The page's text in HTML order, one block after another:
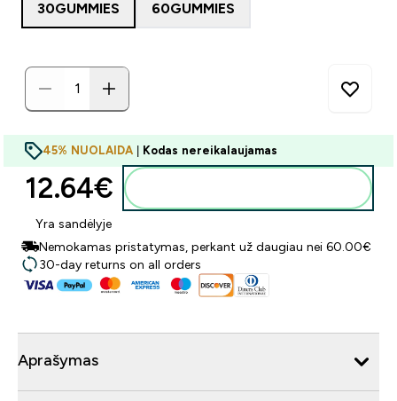
30GUMMIES 60GUMMIES
45% NUOLAIDA Kodas nereikalaujamas
12.64€‎
Yra sandėlyje
Nemokamas pristatymas, perkant už daugiau nei 60.00€
30-day returns on all orders
Aprašymas